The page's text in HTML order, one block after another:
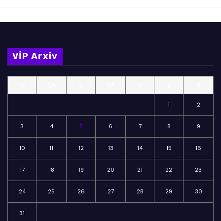
VİP Arxiv
1 2
3 4 5 6 7 8 9
10 11 12 13 14 15 16
17 18 19 20 21 22 23
24 25 26 27 28 29 30
31